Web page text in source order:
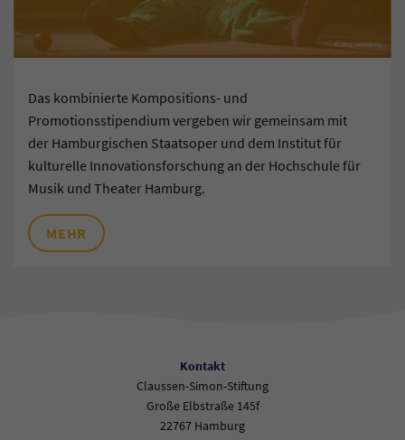
Das kombinierte Kompositions- und
Promotionsstipendium vergeben wir gemeinsam mit
der Hamburgischen Staatsoper und dem Institut für
kulturelle Innovationsforschung an der Hochschule für
Musik und Theater Hamburg.
MEHR
Kontakt
Claussen-Simon-Stiftung
Große Elbstraße 145f
22767 Hamburg